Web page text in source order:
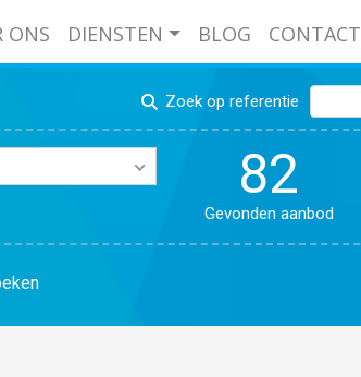
ONS DIENSTEN BLOG CONTACT
Zoek op referentie
82
Gevonden aanbod